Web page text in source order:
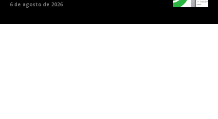
6 de agosto de 2026